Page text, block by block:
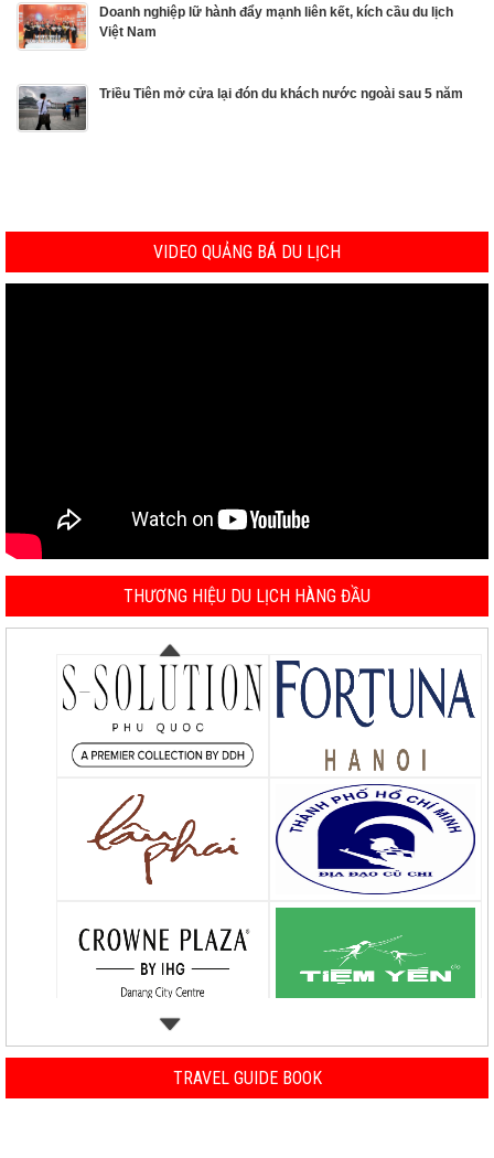
Doanh nghiệp lữ hành đẩy mạnh liên kết, kích cầu du lịch
Việt Nam
Triều Tiên mở cửa lại đón du khách nước ngoài sau 5 năm
VIDEO QUẢNG BÁ DU LỊCH
THƯƠNG HIỆU DU LỊCH HÀNG ĐẦU
TRAVEL GUIDE BOOK